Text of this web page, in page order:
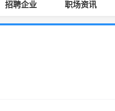
招聘企业 职场资讯